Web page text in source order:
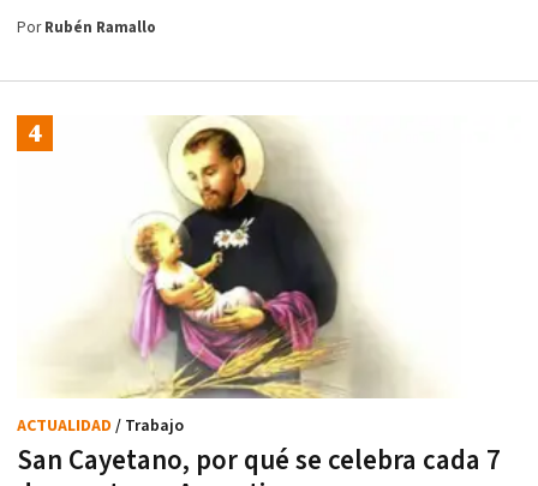
PorRubén Ramallo
San Cayetano, por qué se celebra cada 7
ACTUALIDAD / Trabajo